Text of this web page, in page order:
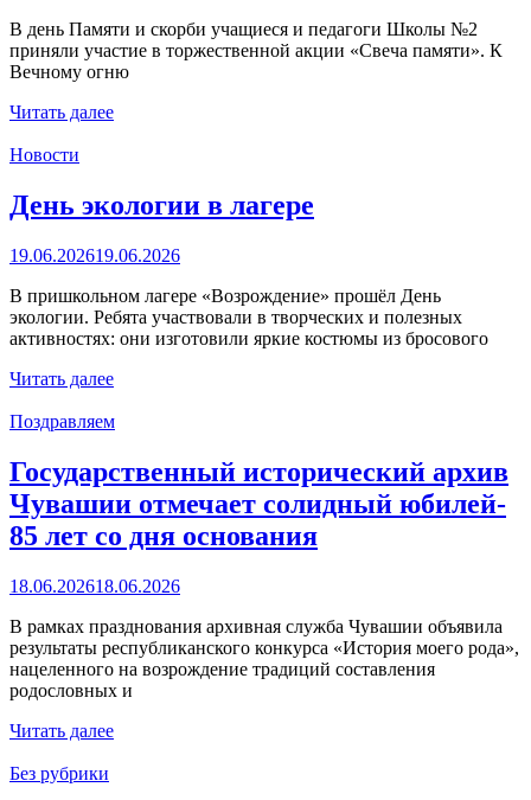
В день Памяти и скорби учащиеся и педагоги Школы №2
приняли участие в торжественной акции «Свеча памяти». К
Вечному огню
Читать далее
Новости
День экологии в лагере
19.06.202619.06.2026
В пришкольном лагере «Возрождение» прошёл День
экологии. Ребята участвовали в творческих и полезных
активностях: они изготовили яркие костюмы из бросового
Читать далее
Поздравляем
Государственный исторический архив
Чувашии отмечает солидный юбилей-
85 лет со дня основания
18.06.202618.06.2026
В рамках празднования архивная служба Чувашии объявила
результаты республиканского конкурса «История моего рода»,
нацеленного на возрождение традиций составления
родословных и
Читать далее
Без рубрики